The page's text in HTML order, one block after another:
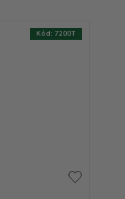
Kód: 7200T